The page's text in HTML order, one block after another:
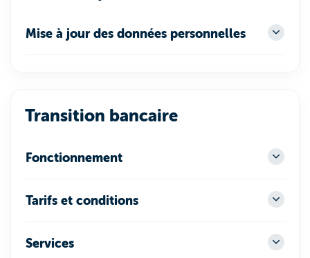
Mise à jour des données personnelles
Transition bancaire
Fonctionnement
Tarifs et conditions
Services